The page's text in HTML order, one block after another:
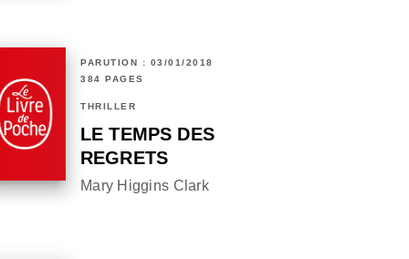
PARUTION : 03/01/2018
384 PAGES
THRILLER
LE TEMPS DES
REGRETS
Mary Higgins Clark